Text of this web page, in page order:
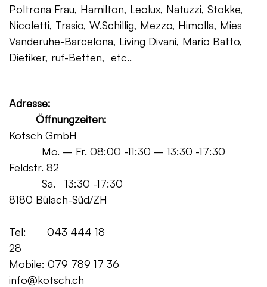
Poltrona Frau, Hamilton, Leolux, Natuzzi, Stokke,
Nicoletti, Trasio, W.Schillig, Mezzo, Himolla, Mies
Vanderuhe-Barcelona, Living Divani, Mario Batto,
Dietiker, ruf-Betten, etc..
Adresse:
Öffnungzeiten:
Kotsch GmbH
Mo. – Fr. 08:00 -11:30 – 13:30 -17:30
Feldstr. 82
Sa. 13:30 -17:30
8180 Bülach-Süd/ZH
Tel: 043 444 18
28
Mobile: 079 789 17 36
info@kotsch.ch